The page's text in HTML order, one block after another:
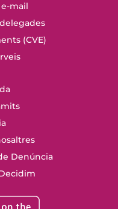
mail
(CVE)
Denúncia